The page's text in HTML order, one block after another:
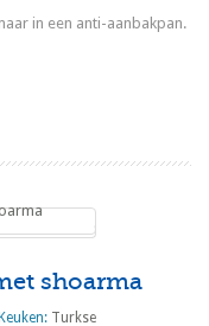
in een anti-aanbakpan.
shoarma
Turkse